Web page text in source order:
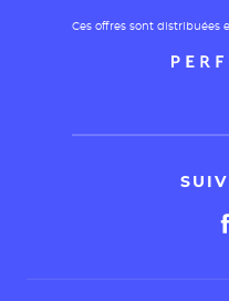
Ces offres sont distribuées